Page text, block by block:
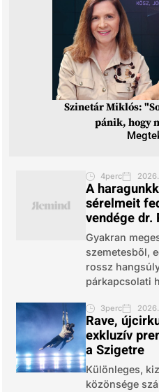
Szinetár Miklós:
pánik, hogy
4perc
A
sérelmeit
vendége dr.
Gyakran
szemetesből,
rossz
párkapcsolati
3perc
Rave,
exkluzív
a Szigetre
Különleges,
közönsége